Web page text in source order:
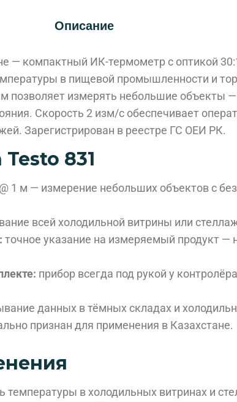
Описание
— компактный ИК-термометр с оптикой
в пищевой промышленности и
позволяет измерять небольшие объекты —
Скорость 2 изм/с обеспечивает
Зарегистрирован в реестре ГС ОЕИ РК.
831
1 м — измерение небольших объектов с
всей холодильной витрины или
точное указание на измеряемый продукт —
прибор всегда под рукой у
данных в тёмных складах и
признан для применения в Казахстане.
в холодильных витринах и